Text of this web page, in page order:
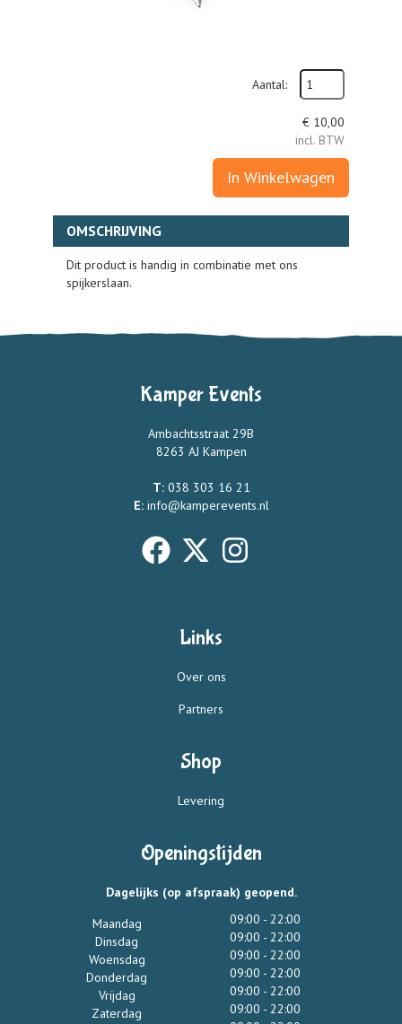
Aantal:
€ 10,00
incl. BTW
In Winkelwagen
OMSCHRIJVING
Dit product is handig in combinatie met ons
spijkerslaan.
Kamper Events
Ambachtsstraat 29B
8263 AJ Kampen
T: 038 303 16 21
E: info@kamperevents.nl
Links
Over ons
Partners
Shop
Levering
Openingstijden
Dagelijks (op afspraak) geopend.
Maandag
Dinsdag
Woensdag
Donderdag
Vrijdag
Zaterdag
09:00 - 22:00
09:00 - 22:00
09:00 - 22:00
09:00 - 22:00
09:00 - 22:00
09:00 - 22:00